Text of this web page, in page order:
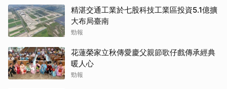
精湛交通工業於七股科技工業區投資5.1億擴
大布局臺南
勁報
花蓮榮家立秋傳愛慶父親節歌仔戲傳承經典
暖人心
勁報